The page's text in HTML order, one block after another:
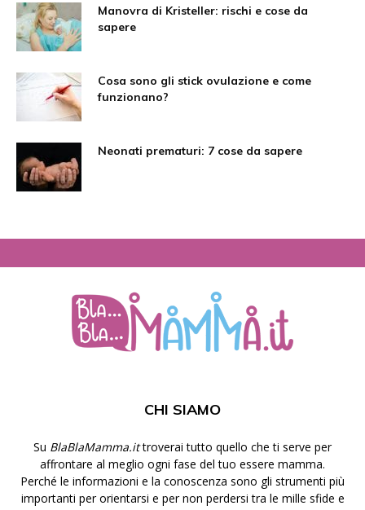
Manovra di Kristeller: rischi e cose da
sapere
Cosa sono gli stick ovulazione e come
funzionano?
Neonati prematuri: 7 cose da sapere
CHI SIAMO
Su BlaBlaMamma.ittroverai tutto quello che ti serve per
affrontare al meglio ogni fase del tuo essere mamma.
Perché le informazioni e la conoscenza sono gli strumenti più
importanti per orientarsi e per non perdersi tra le mille sfide e